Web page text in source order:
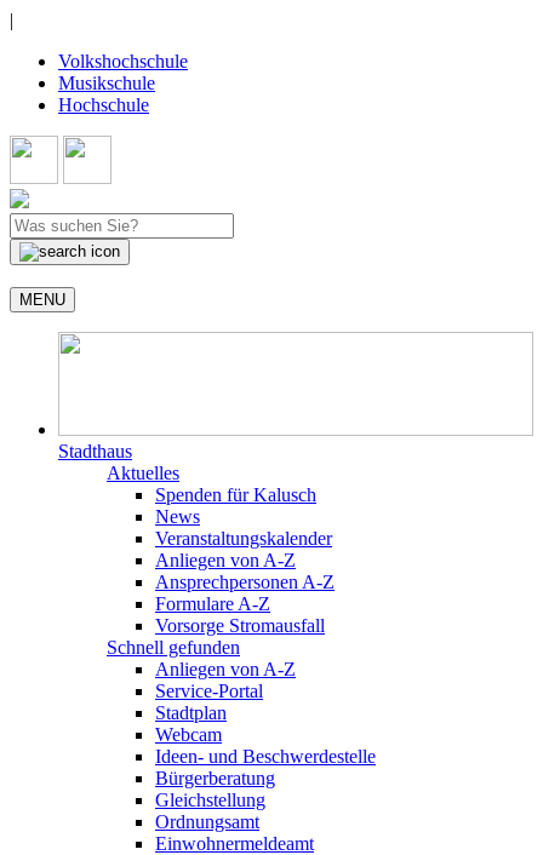
|
Volkshochschule
Musikschule
Hochschule
MENU
Stadthaus
Aktuelles
Spenden für Kalusch
News
Veranstaltungskalender
Anliegen von A-Z
Ansprechpersonen A-Z
Formulare A-Z
Vorsorge Stromausfall
Schnell gefunden
Anliegen von A-Z
Service-Portal
Stadtplan
Webcam
Ideen- und Beschwerdestelle
Bürgerberatung
Gleichstellung
Ordnungsamt
Einwohnermeldeamt